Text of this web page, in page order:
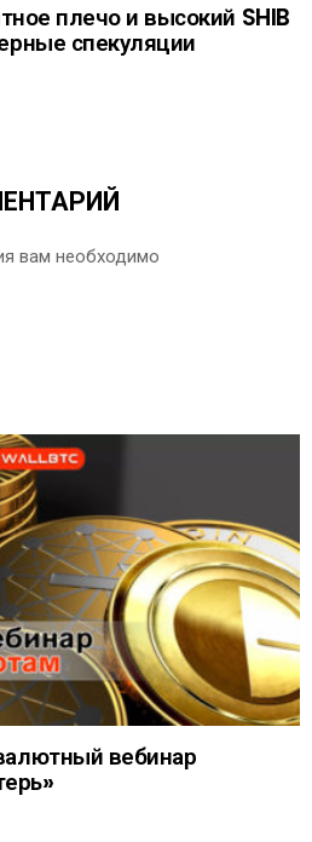
плечо и высокий SHIB
спекуляции
вам необходимо
вебинар